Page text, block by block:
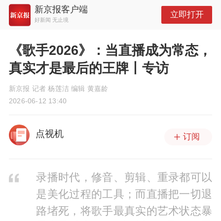
新京报客户端
好新闻 无止境
立即打开
《歌手2026》：当直播成为常态，
真实才是最后的王牌丨专访
新京报 记者 杨莲洁 编辑 黄嘉龄
2026-06-12 13:40
点视机 订阅
录播时代，修音、剪辑、重录都可以
是美化过程的工具；而直播把一切退
路堵死，将歌手最真实的艺术状态暴